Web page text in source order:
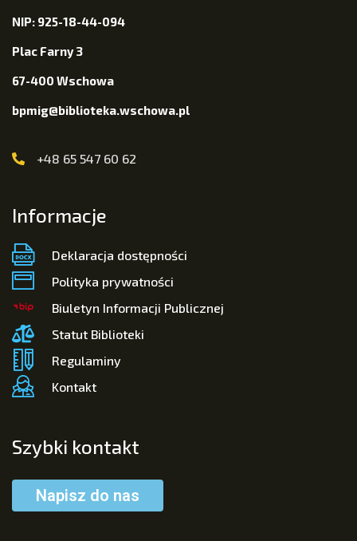
NIP: 925-18-44-094
Plac Farny 3
67-400 Wschowa
bpmig@biblioteka.wschowa.pl
+48 65 547 60 62
Informacje
Deklaracja dostępności
Polityka prywatności
Biuletyn Informacji Publicznej
Statut Biblioteki
Regulaminy
Kontakt
Szybki kontakt
Napisz do nas